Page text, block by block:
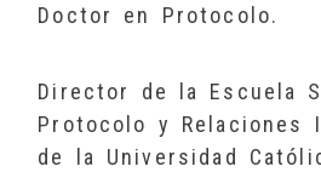
Doctor en Protocolo.
Director de la Escuela
Protocolo y Relaciones
de la Universidad